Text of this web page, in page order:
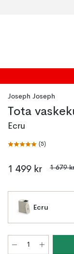
Joseph Joseph
Tota
Ecru
(5)
1 499 kr 1 679
Ecru